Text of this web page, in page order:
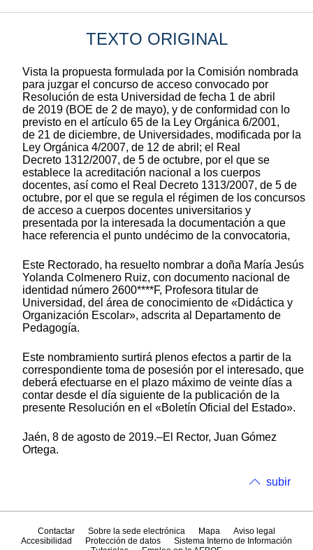
TEXTO ORIGINAL
Vista la propuesta formulada por la Comisión nombrada
para juzgar el concurso de acceso convocado por
Resolución de esta Universidad de fecha 1 de abril
de 2019 (BOE de 2 de mayo), y de conformidad con lo
previsto en el artículo 65 de la Ley Orgánica 6/2001,
de 21 de diciembre, de Universidades, modificada por la
Ley Orgánica 4/2007, de 12 de abril; el Real
Decreto 1312/2007, de 5 de octubre, por el que se
establece la acreditación nacional a los cuerpos
docentes, así como el Real Decreto 1313/2007, de 5 de
octubre, por el que se regula el régimen de los concursos
de acceso a cuerpos docentes universitarios y
presentada por la interesada la documentación a que
hace referencia el punto undécimo de la convocatoria,
Este Rectorado, ha resuelto nombrar a doña María Jesús
Yolanda Colmenero Ruiz, con documento nacional de
identidad número 2600****F, Profesora titular de
Universidad, del área de conocimiento de «Didáctica y
Organización Escolar», adscrita al Departamento de
Pedagogía.
Este nombramiento surtirá plenos efectos a partir de la
correspondiente toma de posesión por el interesado, que
deberá efectuarse en el plazo máximo de veinte días a
contar desde el día siguiente de la publicación de la
presente Resolución en el «Boletín Oficial del Estado».
Jaén, 8 de agosto de 2019.–El Rector, Juan Gómez
Ortega.
subir
Contactar Sobre la sede electrónica Mapa
Aviso legal
Accesibilidad
Protección de datos
Sistema Interno de Información